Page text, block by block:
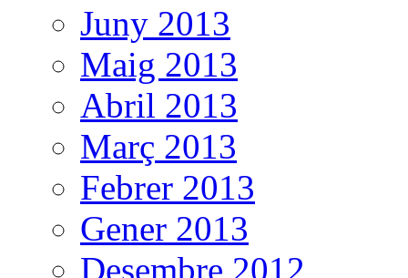
Juny 2013
Maig 2013
Abril 2013
Març 2013
Febrer 2013
Gener 2013
Desembre 2012